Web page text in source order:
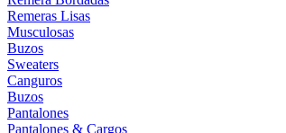
Remeras Lisas
Musculosas
Buzos
Sweaters
Canguros
Buzos
Pantalones
Pantalones & Cargos